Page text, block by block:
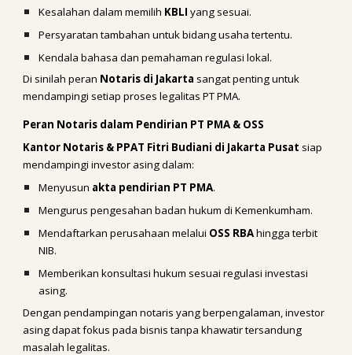
Kesalahan dalam memilih KBLI yang sesuai.
Persyaratan tambahan untuk bidang usaha tertentu.
Kendala bahasa dan pemahaman regulasi lokal.
Di sinilah peran Notaris di Jakarta sangat penting untuk
mendampingi setiap proses legalitas PT PMA.
Peran Notaris dalam Pendirian PT PMA & OSS
Kantor Notaris & PPAT Fitri Budiani di Jakarta Pusat siap
mendampingi investor asing dalam:
Menyusun akta pendirian PT PMA.
Mengurus pengesahan badan hukum di Kemenkumham.
Mendaftarkan perusahaan melalui OSS RBAhingga terbit
NIB.
Memberikan konsultasi hukum sesuai regulasi investasi
asing.
Dengan pendampingan notaris yang berpengalaman, investor
asing dapat fokus pada bisnis tanpa khawatir tersandung
masalah legalitas.